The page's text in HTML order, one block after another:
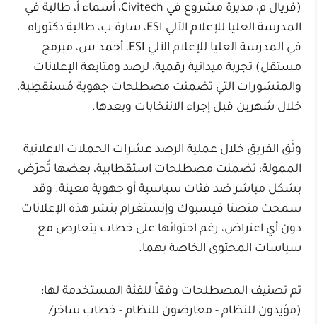
(فريال م، مديرة مشروع في Civitech، أسماء أ، طالبة في
المدرسة العليا للإعلام الآلي ESI، سارة ب، طالبة دكتوراه
في المدرسة العليا للإعلام الآلي ESI، أحمد س، مبرمج
مستقل) تجربة ميدانية رقمية، لرصد ومتابعة الإعلانات
والمنشورات التي تضمنت مصطلحات جهوية مُستقطِبة،
خلال شهرين قبل إجراء الانتخابات وبعدها.
وثّق الفريق خلال عملية الرصد عشرات الحملات الاعلانية
الممولة؛ تضمنت مصطلحات استقطابية، بعضها تُحرّض
بشكل مباشر ضد فئات سياسية أو جهوية معينة. وقد
سمحت منصتا فيسبوك وإنستغرام بنشر هذه الإعلانات
دون أي اعتراض، رغم احتوائها على خطاب يتعارض مع
سياسات المحتوى الخاصة بهما.
تم تصنيف المصطلحات وفقاً للفئة المستخدمة لها؛
(مؤيدون للنظام - معارضون للنظام - خطاب ساخر/